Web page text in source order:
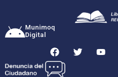
Munimoq
Digital